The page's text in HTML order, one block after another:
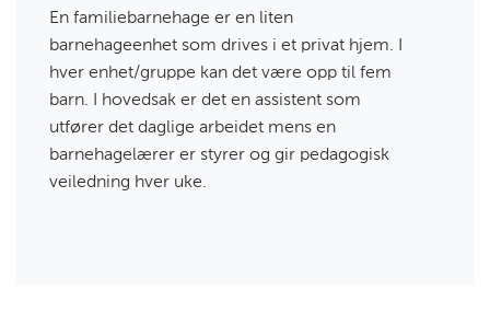
En familiebarnehage er en liten
barnehageenhet som drives i et privat hjem. I
hver enhet/gruppe kan det være opp til fem
barn. I hovedsak er det en assistent som
utfører det daglige arbeidet mens en
barnehagelærer er styrer og gir pedagogisk
veiledning hver uke.